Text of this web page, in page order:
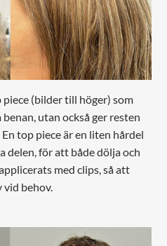
(bilder till höger) som
utan också ger resten
top piece är en liten hårdel
delen, för att både dölja och
med clips, så att
vid behov.